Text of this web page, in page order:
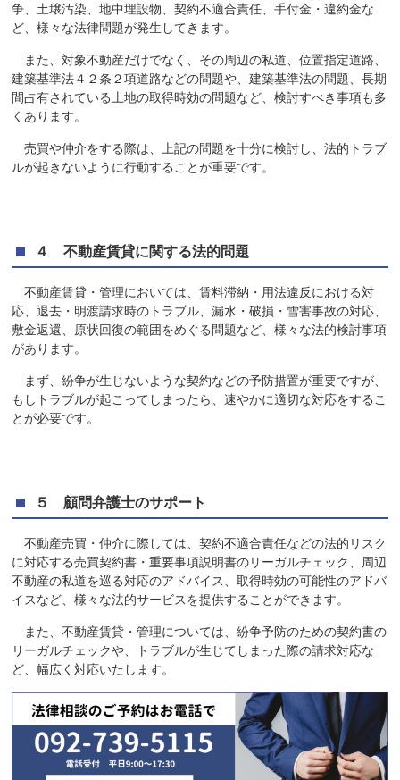
争、土壌汚染、地中埋設物、契約不適合責任、手付金・違約金な
ど、様々な法律問題が発生してきます。
また、対象不動産だけでなく、その周辺の私道、位置指定道路、
建築基準法４２条２項道路などの問題や、建築基準法の問題、長期
間占有されている土地の取得時効の問題など、検討すべき事項も多
くあります。
売買や仲介をする際は、上記の問題を十分に検討し、法的トラブ
ルが起きないように行動することが重要です。
４ 不動産賃貸に関する法的問題
不動産賃貸・管理においては、賃料滞納・用法違反における対
応、退去・明渡請求時のトラブル、漏水・破損・雪害事故の対応、
敷金返還、原状回復の範囲をめぐる問題など、様々な法的検討事項
があります。
まず、紛争が生じないような契約などの予防措置が重要ですが、
もしトラブルが起こってしまったら、速やかに適切な対応をするこ
とが必要です。
５ 顧問弁護士のサポート
不動産売買・仲介に際しては、契約不適合責任などの法的リスク
に対応する売買契約書・重要事項説明書のリーガルチェック、周辺
不動産の私道を巡る対応のアドバイス、取得時効の可能性のアドバ
イスなど、様々な法的サービスを提供することができます。
また、不動産賃貸・管理については、紛争予防のための契約書の
リーガルチェックや、トラブルが生じてしまった際の請求対応な
ど、幅広く対応いたします。